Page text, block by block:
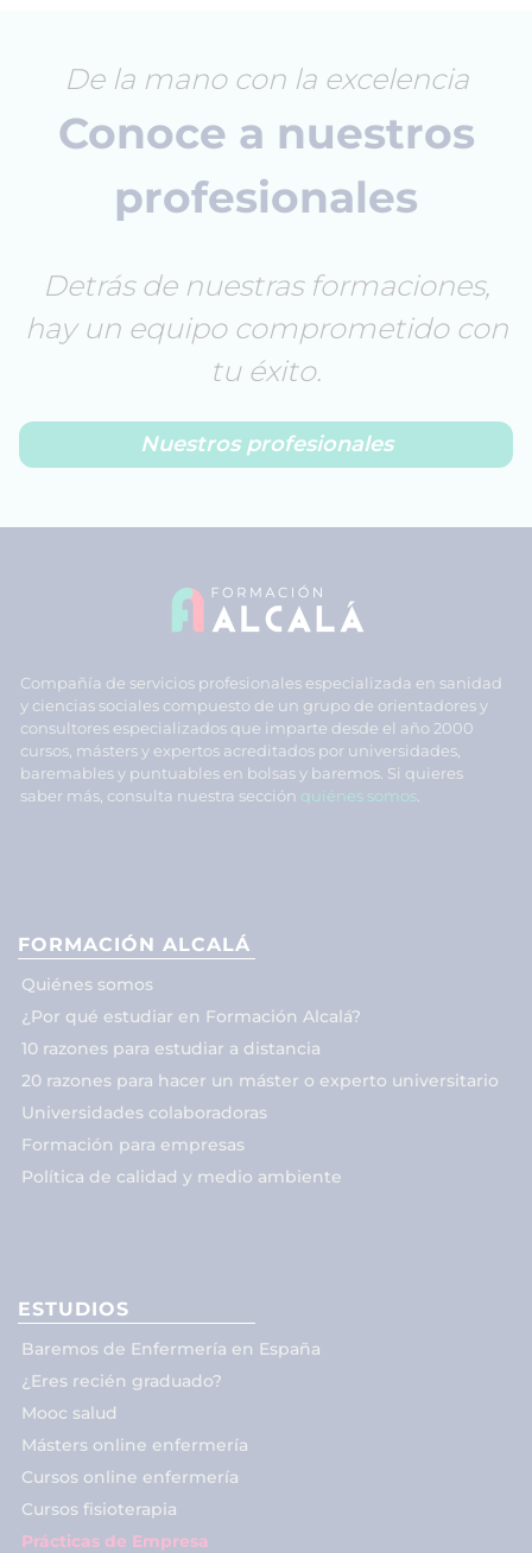
De la mano con la excelencia
Conoce a nuestros
profesionales
Detrás de nuestras formaciones,
hay un equipo comprometido con
tu éxito.
Nuestros profesionales
Compañía de servicios profesionales especializada en sanidad
y ciencias sociales compuesto de un grupo de orientadores y
consultores especializados que imparte desde el año 2000
cursos, másters y expertos acreditados por universidades,
baremables y puntuables en bolsas y baremos. Si quieres
saber más, consulta nuestra sección quiénes somos
FORMACIÓN ALCALÁ
Quiénes somos
¿Por qué estudiar en Formación Alcalá?
10 razones para estudiar a distancia
20 razones para hacer un máster o experto universitario
Universidades colaboradoras
Formación para empresas
Política de calidad y medio ambiente
ESTUDIOS
Baremos de Enfermería en España
¿Eres recién graduado?
Mooc salud
Másters online enfermería
Cursos online enfermería
Cursos fisioterapia
Prácticas de Empresa